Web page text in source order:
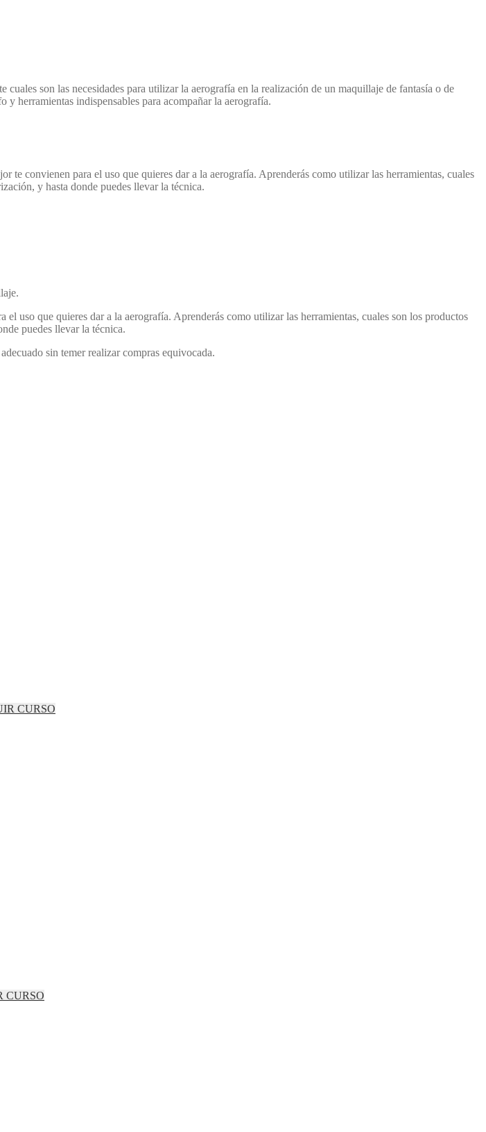
son las necesidades para utilizar la aerografía en la realización de un maquillaje de fantasía o de
herramientas indispensables para acompañar la aerografía.
te convienen para el uso que quieres dar a la aerografía. Aprenderás como utilizar las herramientas, cuales
y hasta donde puedes llevar la técnica.
uso que quieres dar a la aerografía. Aprenderás como utilizar las herramientas, cuales son los productos
puedes llevar la técnica.
sin temer realizar compras equivocada.
CURSO
CURSO